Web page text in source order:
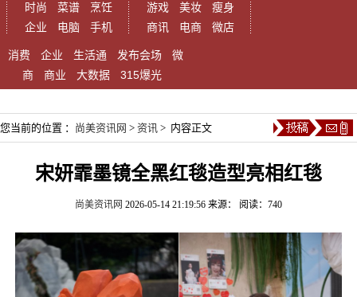
时尚 菜谱
烹饪
企业
电脑 手机
游戏 美妆
瘦身
商讯
电商 微店
消费 企业 生活通 发布会场
微
商
商业 大数据 315爆光
您当前的位置 ： 尚美资讯网 > 资讯 > 内容正文
宋妍霏墨镜全黑红毯造型亮相红毯
尚美资讯网 2026-05-14 21:19:56 来源： 阅读：740